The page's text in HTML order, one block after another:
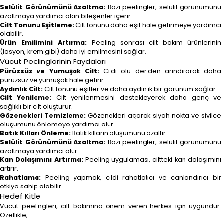
Selülit Görünümünü Azaltma: Bazı peelingler, selülit görünümünü
azaltmaya yardımcı olan bileşenler içerir.
Cilt Tonunu Eşitleme:Cilt tonunu daha eşit hale getirmeye yardımcı
olabilir.
Ürün Emilimini Artırma:Peeling sonrası cilt bakım ürünlerinin
(losyon, krem gibi) daha iyi emilmesini sağlar.
Vücut Peelinglerinin Faydaları
Pürüzsüz ve Yumuşak Cilt:Cildi ölü deriden arındırarak daha
pürüzsüz ve yumuşak hale getirir.
Aydınlık Cilt:Cilt tonunu eşitler ve daha aydınlık bir görünüm sağlar.
Cilt Yenileme: Cilt yenilenmesini destekleyerek daha genç ve
sağlıklı bir cilt oluşturur.
Gözenekleri Temizleme: Gözenekleri açarak siyah nokta ve sivilce
oluşumunu önlemeye yardımcı olur.
Batık Kılları Önleme:Batık kılların oluşumunu azaltır.
Selülit Görünümünü Azaltma: Bazı peelingler, selülit görünümünü
azaltmaya yardımcı olur.
Kan Dolaşımını Artırma:Peeling uygulaması, ciltteki kan dolaşımını
artırır.
Rahatlama: Peeling yapmak, cildi rahatlatıcı ve canlandırıcı bir
etkiye sahip olabilir.
Hedef Kitle
Vücut peelingleri, cilt bakımına önem veren herkes için uygundur.
Özellikle;